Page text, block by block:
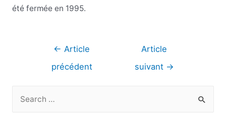
été fermée en 1995.
Navigation
l’article
← Article
précédent
Article
suivant →